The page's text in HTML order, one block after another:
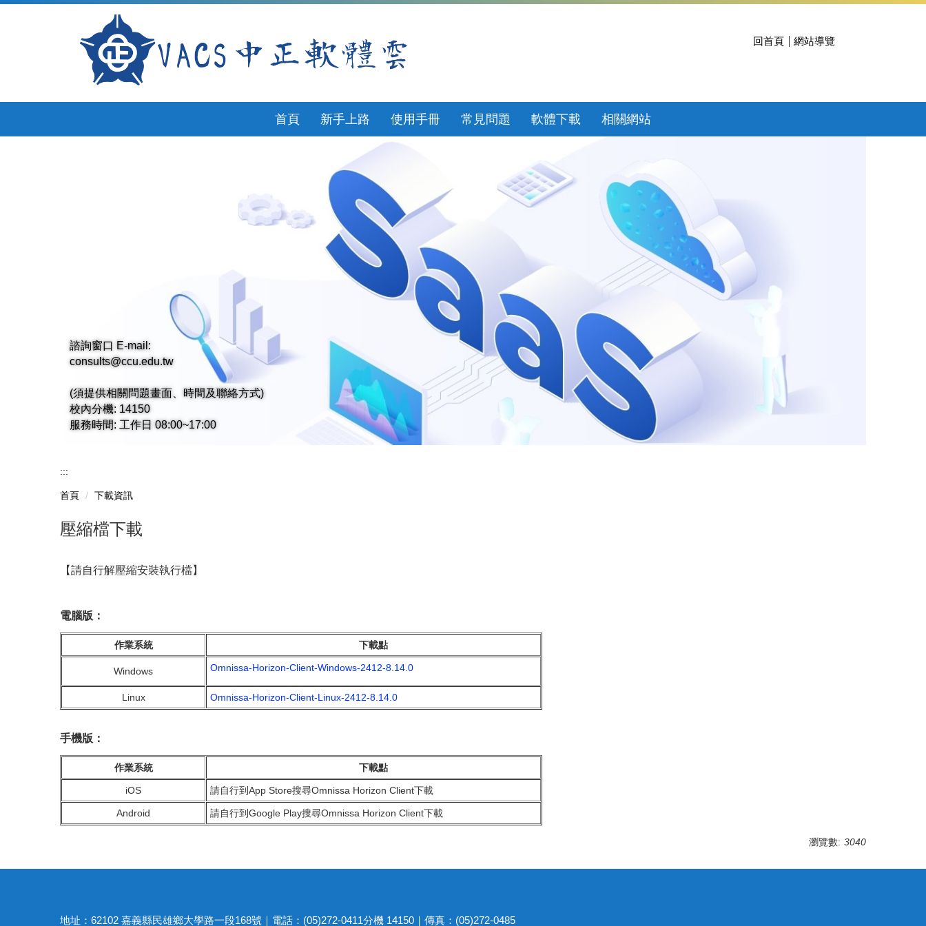
回首頁 網站導覽
首頁 新手上路 使用手冊 常見問題 軟體下載 相關網站
諮詢窗口 E-mail:
consults@ccu.edu.tw
(須提供相關問題畫面、時間及聯絡方式)
校內分機: 14150
服務時間: 工作日 08:00~17:00
:::
首頁 下載資訊
壓縮檔下載
【請自行解壓縮安裝執行檔】
電腦版：
作業系統 下載點
Windows Omnissa-Horizon-Client-Windows-2412-8.14.0
Linux Omnissa-Horizon-Client-Linux-2412-8.14.0
手機版：
作業系統 下載點
iOS 請自行到App Store搜尋Omnissa Horizon Client下載
Android 請自行到Google Play搜尋Omnissa Horizon Client下載
瀏覽數: 3040
地址：62102 嘉義縣民雄鄉大學路一段168號｜電話：(05)272-0411分機 14150｜傳真：(05)272-0485